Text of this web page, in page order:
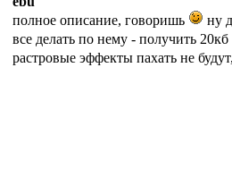
полное описание, говоришь
ну
все делать по нему - получить
растровые эффекты пахать не